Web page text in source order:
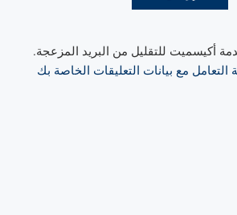
أكيسميت للتقليل من البريد المزعجة.
مع بيانات التعليقات الخاصة بك